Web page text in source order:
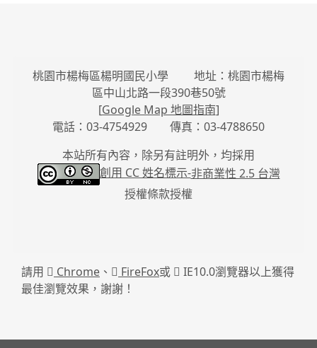
桃園市楊梅區楊明國民小學 地址：桃園市楊梅
區中山北路一段390巷50號
[Google Map 地圖指南]
電話：03-4754929 傳真：03-4788650
本站所有內容，除另有註明外，均採用
創用 CC 姓名標示-非商業性 2.5 台灣
授權條款授權
請用 Chrome 、 FireFox或
IE10.0瀏覽器以上獲得
最佳瀏覽效果，謝謝！